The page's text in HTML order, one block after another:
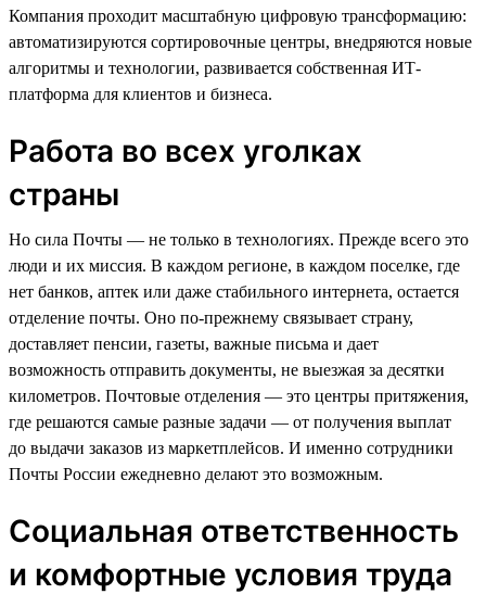
Компания проходит масштабную цифровую трансформацию:
автоматизируются сортировочные центры, внедряются новые
алгоритмы и технологии, развивается собственная ИТ-
платформа для клиентов и бизнеса.
Работа во всех уголках
страны
Но сила Почты — не только в технологиях. Прежде всего это
люди и их миссия. В каждом регионе, в каждом поселке, где
нет банков, аптек или даже стабильного интернета, остается
отделение почты. Оно по-прежнему связывает страну,
доставляет пенсии, газеты, важные письма и дает
возможность отправить документы, не выезжая за десятки
километров. Почтовые отделения — это центры притяжения,
где решаются самые разные задачи — от получения выплат
до выдачи заказов из маркетплейсов. И именно сотрудники
Почты России ежедневно делают это возможным.
Социальная ответственность
и комфортные условия труда